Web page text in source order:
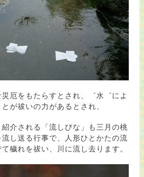
災厄をもたらすとされ、゛水゛によ
が祓いの力があるとされ、
介される「流しびな」も三月の桃
し送る行事で、人形ひとかたの流
穢れを祓い、川に流し去ります。